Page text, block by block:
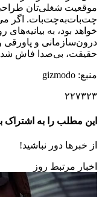
موقعیت شغلی‌تان طراحی
چت‌بات‌به‌چت‌بات. اگر
خواهد بود، به
درون‌سازمانی و پاورقی‌
حقیقت، بی‌صدا فاش
منبع: gizmodo
۲۲۷۳۲۳
این مطلب را به اشتراک
از خبرها دور نباشید!
اخبار مرتبط روز